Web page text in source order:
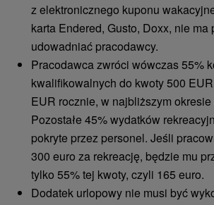
z elektronicznego kuponu
karta Endered, Gusto, Doxx, nie ma
udowadniać pracodawcy.
Pracodawca zwróci wówczas 55%
kwalifikowalnych do kwoty 500
EUR rocznie, w najbliższym
Pozostałe 45% wydatków
pokryte przez personel. Jeśli
300 euro za rekreację, będzie mu
tylko 55% tej kwoty, czyli 165 euro.
Dodatek urlopowy nie musi być